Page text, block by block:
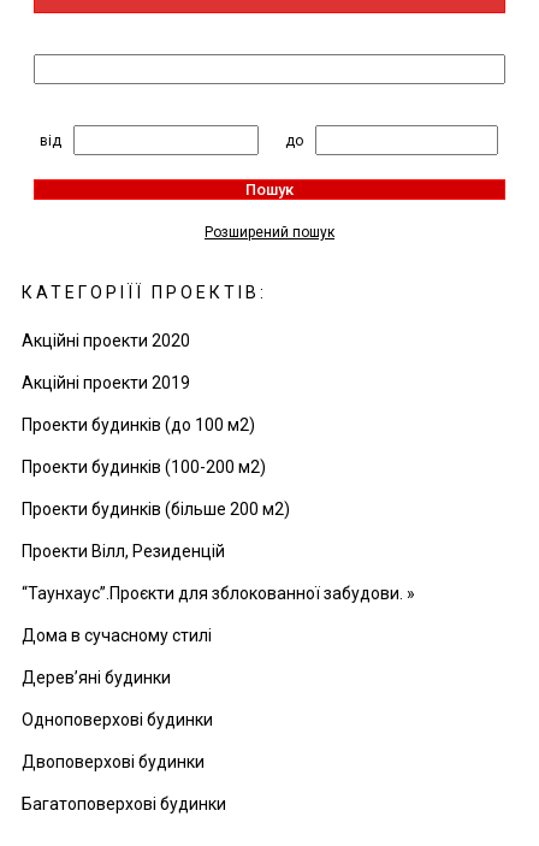
від
до
Пошук
Розширений пошук
КАТЕГОРІЇЇ ПРОЕКТІВ:
Акційні проекти 2020
Акційні проекти 2019
Проекти будинків (до 100 м2)
Проекти будинків (100-200 м2)
Проекти будинків (більше 200 м2)
Проекти Вілл, Резиденцій
“Таунхаус”.Проєкти для зблокованної забудови. »
Дома в сучасному стилі
Дерев’яні будинки
Одноповерхові будинки
Двоповерхові будинки
Багатоповерхові будинки